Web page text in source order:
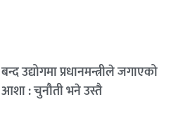
बन्द उद्योगमा प्रधानमन्त्रीले जगाएको
आशा : चुनौती भने उस्तै